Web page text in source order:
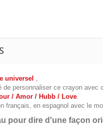
universel ,
de personnaliser ce crayon avec
/ Amor / Hubb / Love.
français, en espagnol avec le
pour dire d'une façon